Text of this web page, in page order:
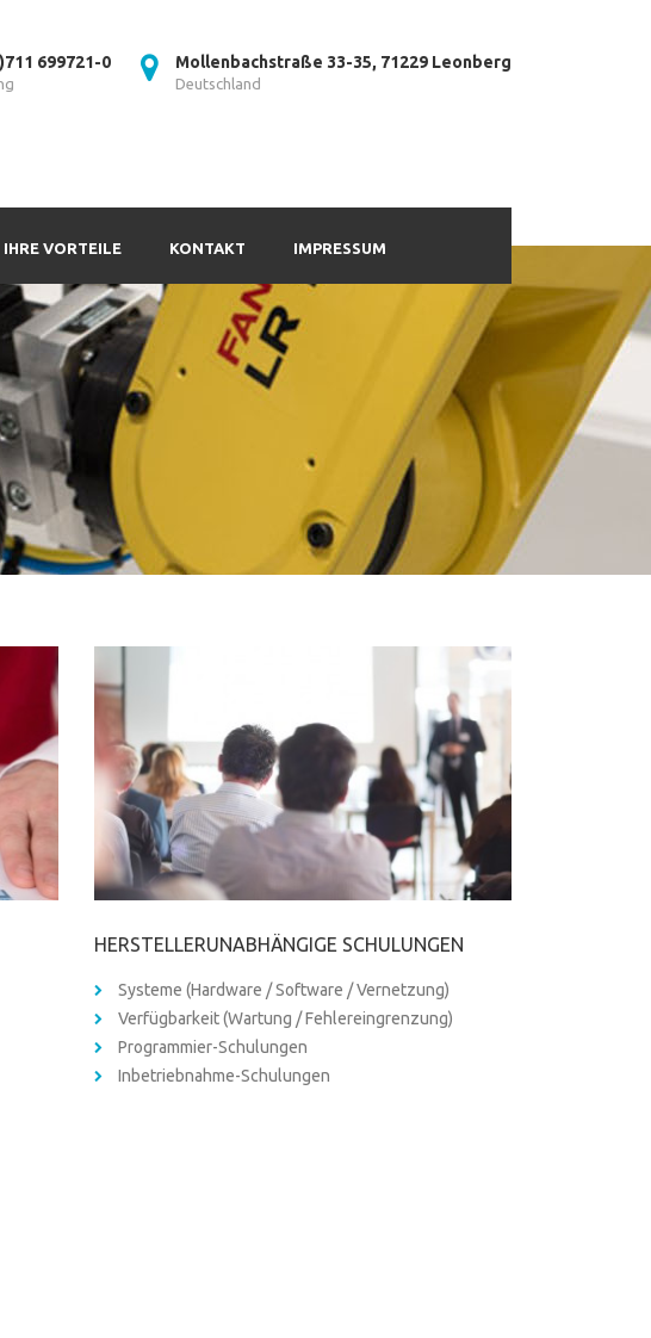
Mollenbachstraße 33-35, 71229 Leonberg
Deutschland
699721-0
IHRE VORTEILE KONTAKT IMPRESSUM
HERSTELLERUNABHÄNGIGE SCHULUNGEN
Systeme (Hardware / Software / Vernetzung)
Verfügbarkeit (Wartung / Fehlereingrenzung)
Programmier-Schulungen
Inbetriebnahme-Schulungen